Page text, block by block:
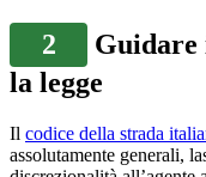
2
Guidare
la legge
Il codice della strada
assolutamente generali,